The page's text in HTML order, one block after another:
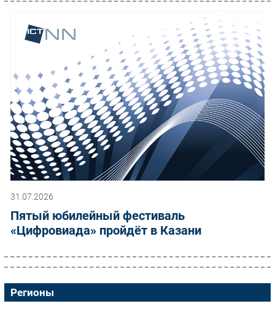
31.07.2026
Пятый юбилейный фестиваль
«Цифровиада» пройдёт в Казани
Регионы